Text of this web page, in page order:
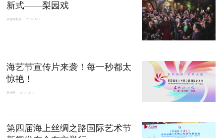
新式——梨园戏
风雅颂书局 2019-11-10
海艺节宣传片来袭！每一秒都太
惊艳！
泉州网 2019-11-10
第四届海上丝绸之路国际艺术节